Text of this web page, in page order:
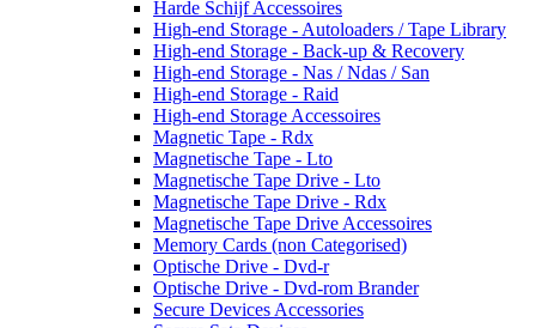
Harde Schijf Accessoires
High-end Storage - Autoloaders / Tape Library
High-end Storage - Back-up & Recovery
High-end Storage - Nas / Ndas / San
High-end Storage - Raid
High-end Storage Accessoires
Magnetic Tape - Rdx
Magnetische Tape - Lto
Magnetische Tape Drive - Lto
Magnetische Tape Drive - Rdx
Magnetische Tape Drive Accessoires
Memory Cards (non Categorised)
Optische Drive - Dvd-r
Optische Drive - Dvd-rom Brander
Secure Devices Accessories